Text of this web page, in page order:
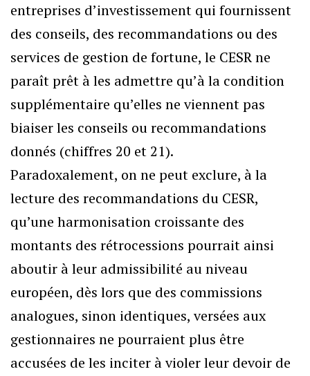
entreprises d’investissement qui fournissent
des conseils, des recommandations ou des
services de gestion de fortune, le CESR ne
paraît prêt à les admettre qu’à la condition
supplémentaire qu’elles ne viennent pas
biaiser les conseils ou recommandations
donnés (chiffres 20 et 21).
Paradoxalement, on ne peut exclure, à la
lecture des recommandations du CESR,
qu’une harmonisation croissante des
montants des rétrocessions pourrait ainsi
aboutir à leur admissibilité au niveau
européen, dès lors que des commissions
analogues, sinon identiques, versées aux
gestionnaires ne pourraient plus être
accusées de les inciter à violer leur devoir de